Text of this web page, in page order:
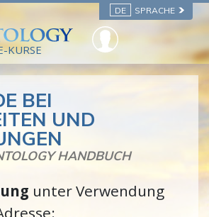
DE SPRACHE
KURSE
BEI
UND
HANDBUCH
unter Verwendung